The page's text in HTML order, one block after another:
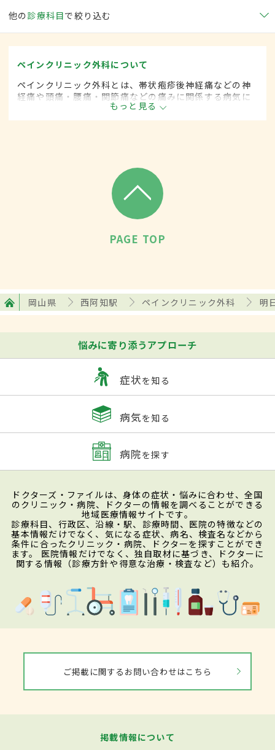
他の 診療科目で絞り込む
ペインクリニック外科について
ペインクリニック外科とは、帯状疱疹後神経痛などの神
経痛や頭痛・腰痛・関節痛などの痛みに関係する病気に
対して、手術的な方法によって治療する外科の一領域で
す。平成20年4月の制度改正前は、ペインクリニック科
もっと見る
PAGE TOP
岡山県 西阿知駅 ペインクリニック外科 明
悩みに寄り添うアプローチ
症状を知る
病気を知る
病院を探す
ドクターズ・ファイルは、身体の症状・悩みに合わせ、全国
のクリニック・病院、ドクターの情報を調べることができる
地域医療情報サイトです。
診療科目、行政区、沿線・駅、診療時間、医院の特徴などの
基本情報だけでなく、気になる症状、病名、検査名などから
条件に合ったクリニック・病院、ドクターを探すことができ
ます。 医院情報だけでなく、独自取材に基づき、ドクターに
関する情報（診療方針や得意な治療・検査など）も紹介。
ご掲載に関するお問い合わせはこちら
掲載情報について